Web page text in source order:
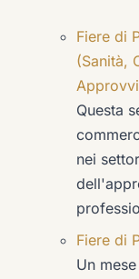
Fiere di
(Sanità,
Questa
nei
Fiere di
Un